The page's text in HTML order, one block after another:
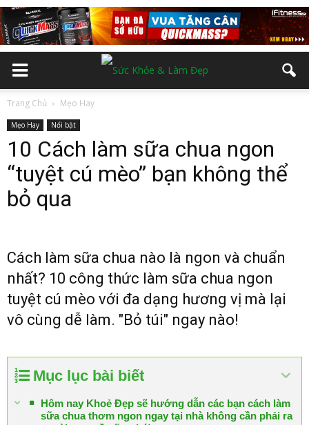
Trang Chủ Mẹo Hay
Mẹo Hay Nổi bật
10 Cách làm sữa chua ngon
“tuyệt cú mèo” bạn không thể
bỏ qua
Cách làm sữa chua nào là ngon và chuẩn
nhất? 10 công thức làm sữa chua ngon
tuyệt cú mèo với đa dạng hương vị mà lại
vô cùng dễ làm. "Bỏ túi" ngay nào!
Mục lục bài biết
Hôm nay Khoẻ Đẹp sẽ hướng dẫn các bạn cách làm
sữa chua thơm ngon ngay tại nhà không cần phải ra